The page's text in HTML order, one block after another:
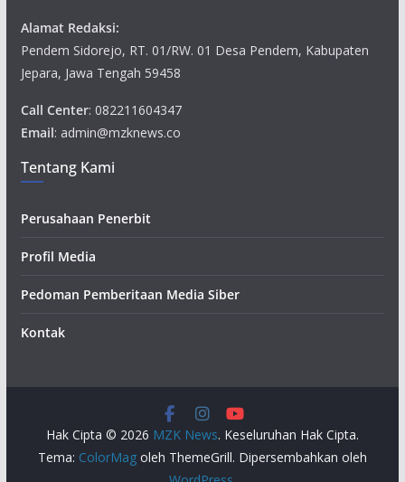
Alamat Redaksi:
Pendem Sidorejo, RT. 01/RW. 01 Desa Pendem, Kabupaten
Jepara, Jawa Tengah 59458
Call Center: 082211604347
Email: admin@mzknews.co
Tentang Kami
Perusahaan Penerbit
Profil Media
Pedoman Pemberitaan Media Siber
Kontak
Hak Cipta © 2026 MZK News. Keseluruhan Hak Cipta.
Tema: ColorMagoleh ThemeGrill. Dipersembahkan oleh